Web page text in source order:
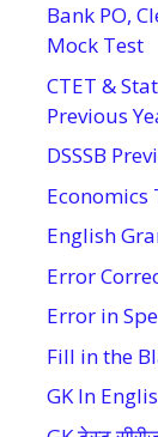
Bank PO,
Mock Test
CTET &
Previous
DSSSB
Economics
English
Error
Error in
Fill in the
GK In